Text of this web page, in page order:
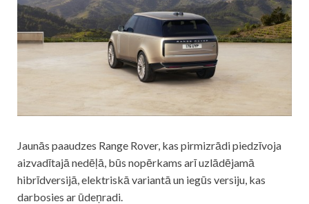
Jaunās paaudzes Range Rover, kas pirmizrādi piedzīvoja
aizvadītajā nedēļā, būs nopērkams arī uzlādējamā
hibrīdversijā, elektriskā variantā un iegūs versiju, kas
darbosies ar ūdeņradi.